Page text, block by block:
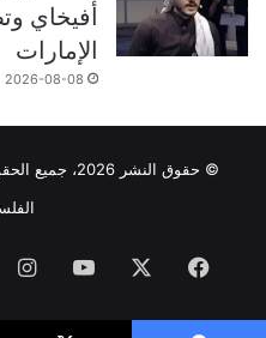
أفيخاي
الإمارات
2026-08-08
© حقوق النشر 2026، جميع الحقوق محفوظة |
فيسبوك ‫YouTube